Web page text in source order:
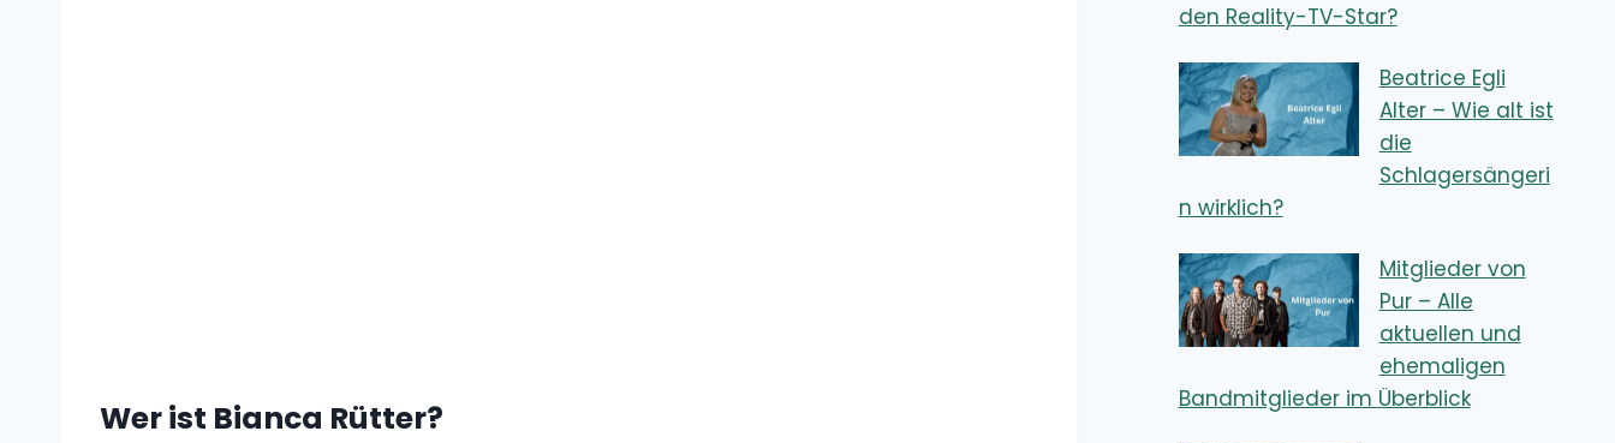
Wer ist Bianca Rütter?
den Reality-TV-Star?
Beatrice Egli
Alter – Wie alt ist
die
Schlagersängeri
n wirklich?
Mitglieder von
Pur – Alle
aktuellen und
ehemaligen
Bandmitglieder im Überblick